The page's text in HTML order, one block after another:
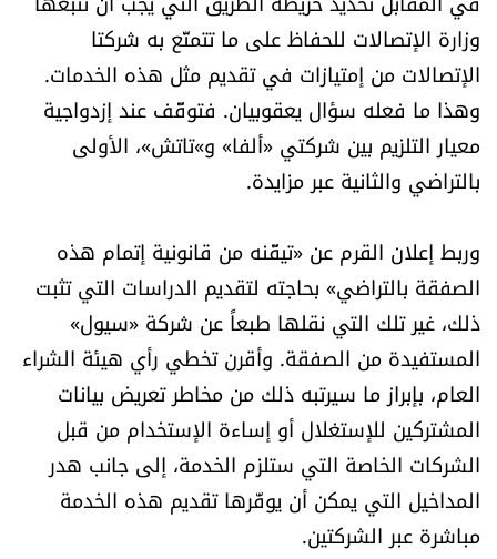
وزارة الإتصالات للحفاظ على ما تتمتّع به شركتا
الإتصالات من إمتيازات في تقديم مثل هذه الخدمات.
وهذا ما فعله سؤال يعقوبيان. فتوقّف عند إزدواجية
معيار التلزيم بين شركتي «ألفا» و»تاتش»، الأولى
بالتراضي والثانية عبر مزايدة.
وربط إعلان القرم عن «تيقّنه من قانونية إتمام هذه
الصفقة بالتراضي» بحاجته لتقديم الدراسات التي تثبت
ذلك، غير تلك التي نقلها طبعاً عن شركة «سيول»
المستفيدة من الصفقة. وأقرن تخطي رأي هيئة الشراء
العام، بإبراز ما سيرتبه ذلك من مخاطر تعريض بيانات
المشتركين للإستغلال أو إساءة الإستخدام من قبل
الشركات الخاصة التي ستلزم الخدمة، إلى جانب هدر
المداخيل التي يمكن أن يوفّرها تقديم هذه الخدمة
مباشرة عبر الشركتين.